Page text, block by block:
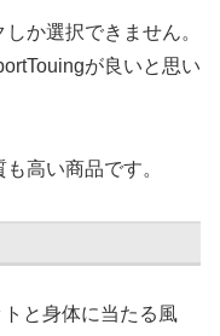
か選択できません。
が良いと思い
高い商品です。
と身体に当たる風